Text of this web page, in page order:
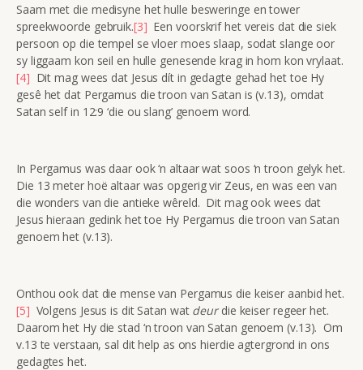
Saam met die medisyne het hulle besweringe en tower
spreekwoorde gebruik.[3] Een voorskrif het vereis dat die siek
persoon op die tempel se vloer moes slaap, sodat slange oor
sy liggaam kon seil en hulle genesende krag in hom kon vrylaat.
[4] Dit mag wees dat Jesus dít in gedagte gehad het toe Hy
gesê het dat Pergamus die troon van Satan is (v.13), omdat
Satan self in 12:9 ‘die ou slang’ genoem word.
In Pergamus was daar ook ‘n altaar wat soos ‘n troon gelyk het.
Die 13 meter hoë altaar was opgerig vir Zeus, en was een van
die wonders van die antieke wêreld. Dit mag ook wees dat
Jesus hieraan gedink het toe Hy Pergamus die troon van Satan
genoem het (v.13).
Onthou ook dat die mense van Pergamus die keiser aanbid het.
[5] Volgens Jesus is dit Satan wat deurdie keiser regeer het.
Daarom het Hy die stad ‘n troon van Satan genoem (v.13). Om
v.13 te verstaan, sal dit help as ons hierdie agtergrond in ons
gedagtes het.